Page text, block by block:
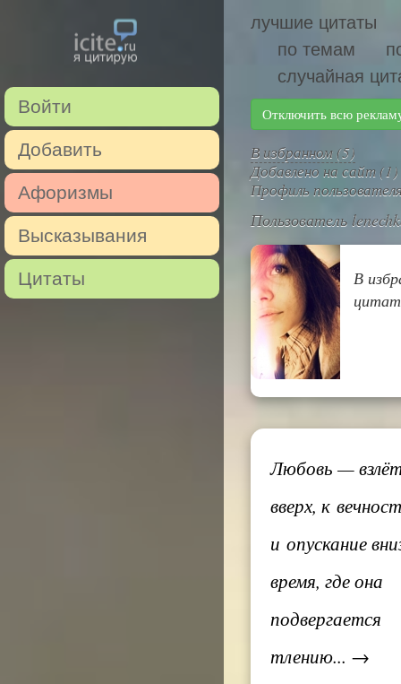
Войти
Добавить
Афоризмы
Высказывания
Цитаты
лучшие цитаты
по темам
случайная
Отключить всю
В избранном (5)
Добавлено на сайт (1)
Профиль
Пользователь
В
цитат
Любовь —
вверх, к
и опускание
время, где она
подвергается
тлению... →